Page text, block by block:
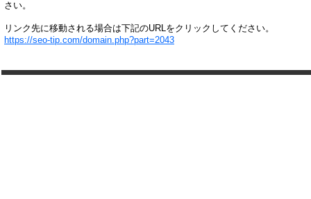
さい。
リンク先に移動される場合は下記のURLをクリックしてください。
https://seo-tip.com/domain.php?part=2043